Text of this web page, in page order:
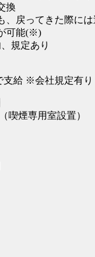
換
、戻ってきた際に
可能(※)
規定あり
支給 ※会社規定有り
喫煙専用室設置）